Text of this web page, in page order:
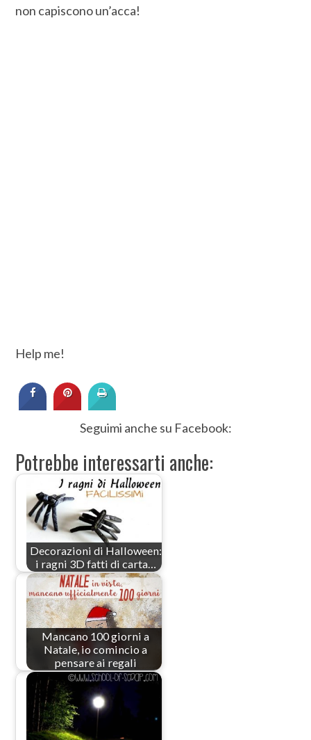
non capiscono un’acca!
Help me!
Seguimi anche su Facebook:
Potrebbe interessarti anche:
Decorazioni di Halloween:
i ragni 3D fatti di carta…
Mancano 100 giorni a
Natale, io comincio a
pensare ai regali